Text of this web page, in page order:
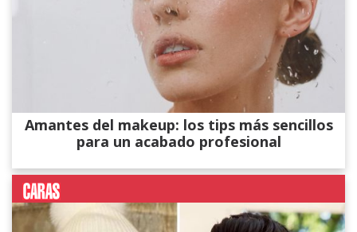
Amantes del makeup: los tips más sencillos
para un acabado profesional